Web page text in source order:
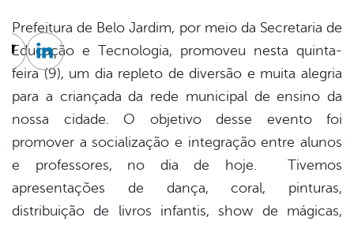
Prefeitura de Belo Jardim, por meio da Secretaria de
Educação e Tecnologia, promoveu nesta quinta-
feira (9), um dia repleto de diversão e muita alegria
para a criançada da rede municipal de ensino da
nossa cidade. O objetivo desse evento foi
promover a socialização e integração entre alunos
e professores, no dia de hoje. Tivemos
apresentações de dança, coral, pinturas,
distribuição de livros infantis, show de mágicas,
Twitter
Linkedin